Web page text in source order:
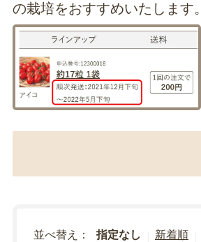
の栽培をおすすめいたします。
並べ替え： 指定なし 新着順